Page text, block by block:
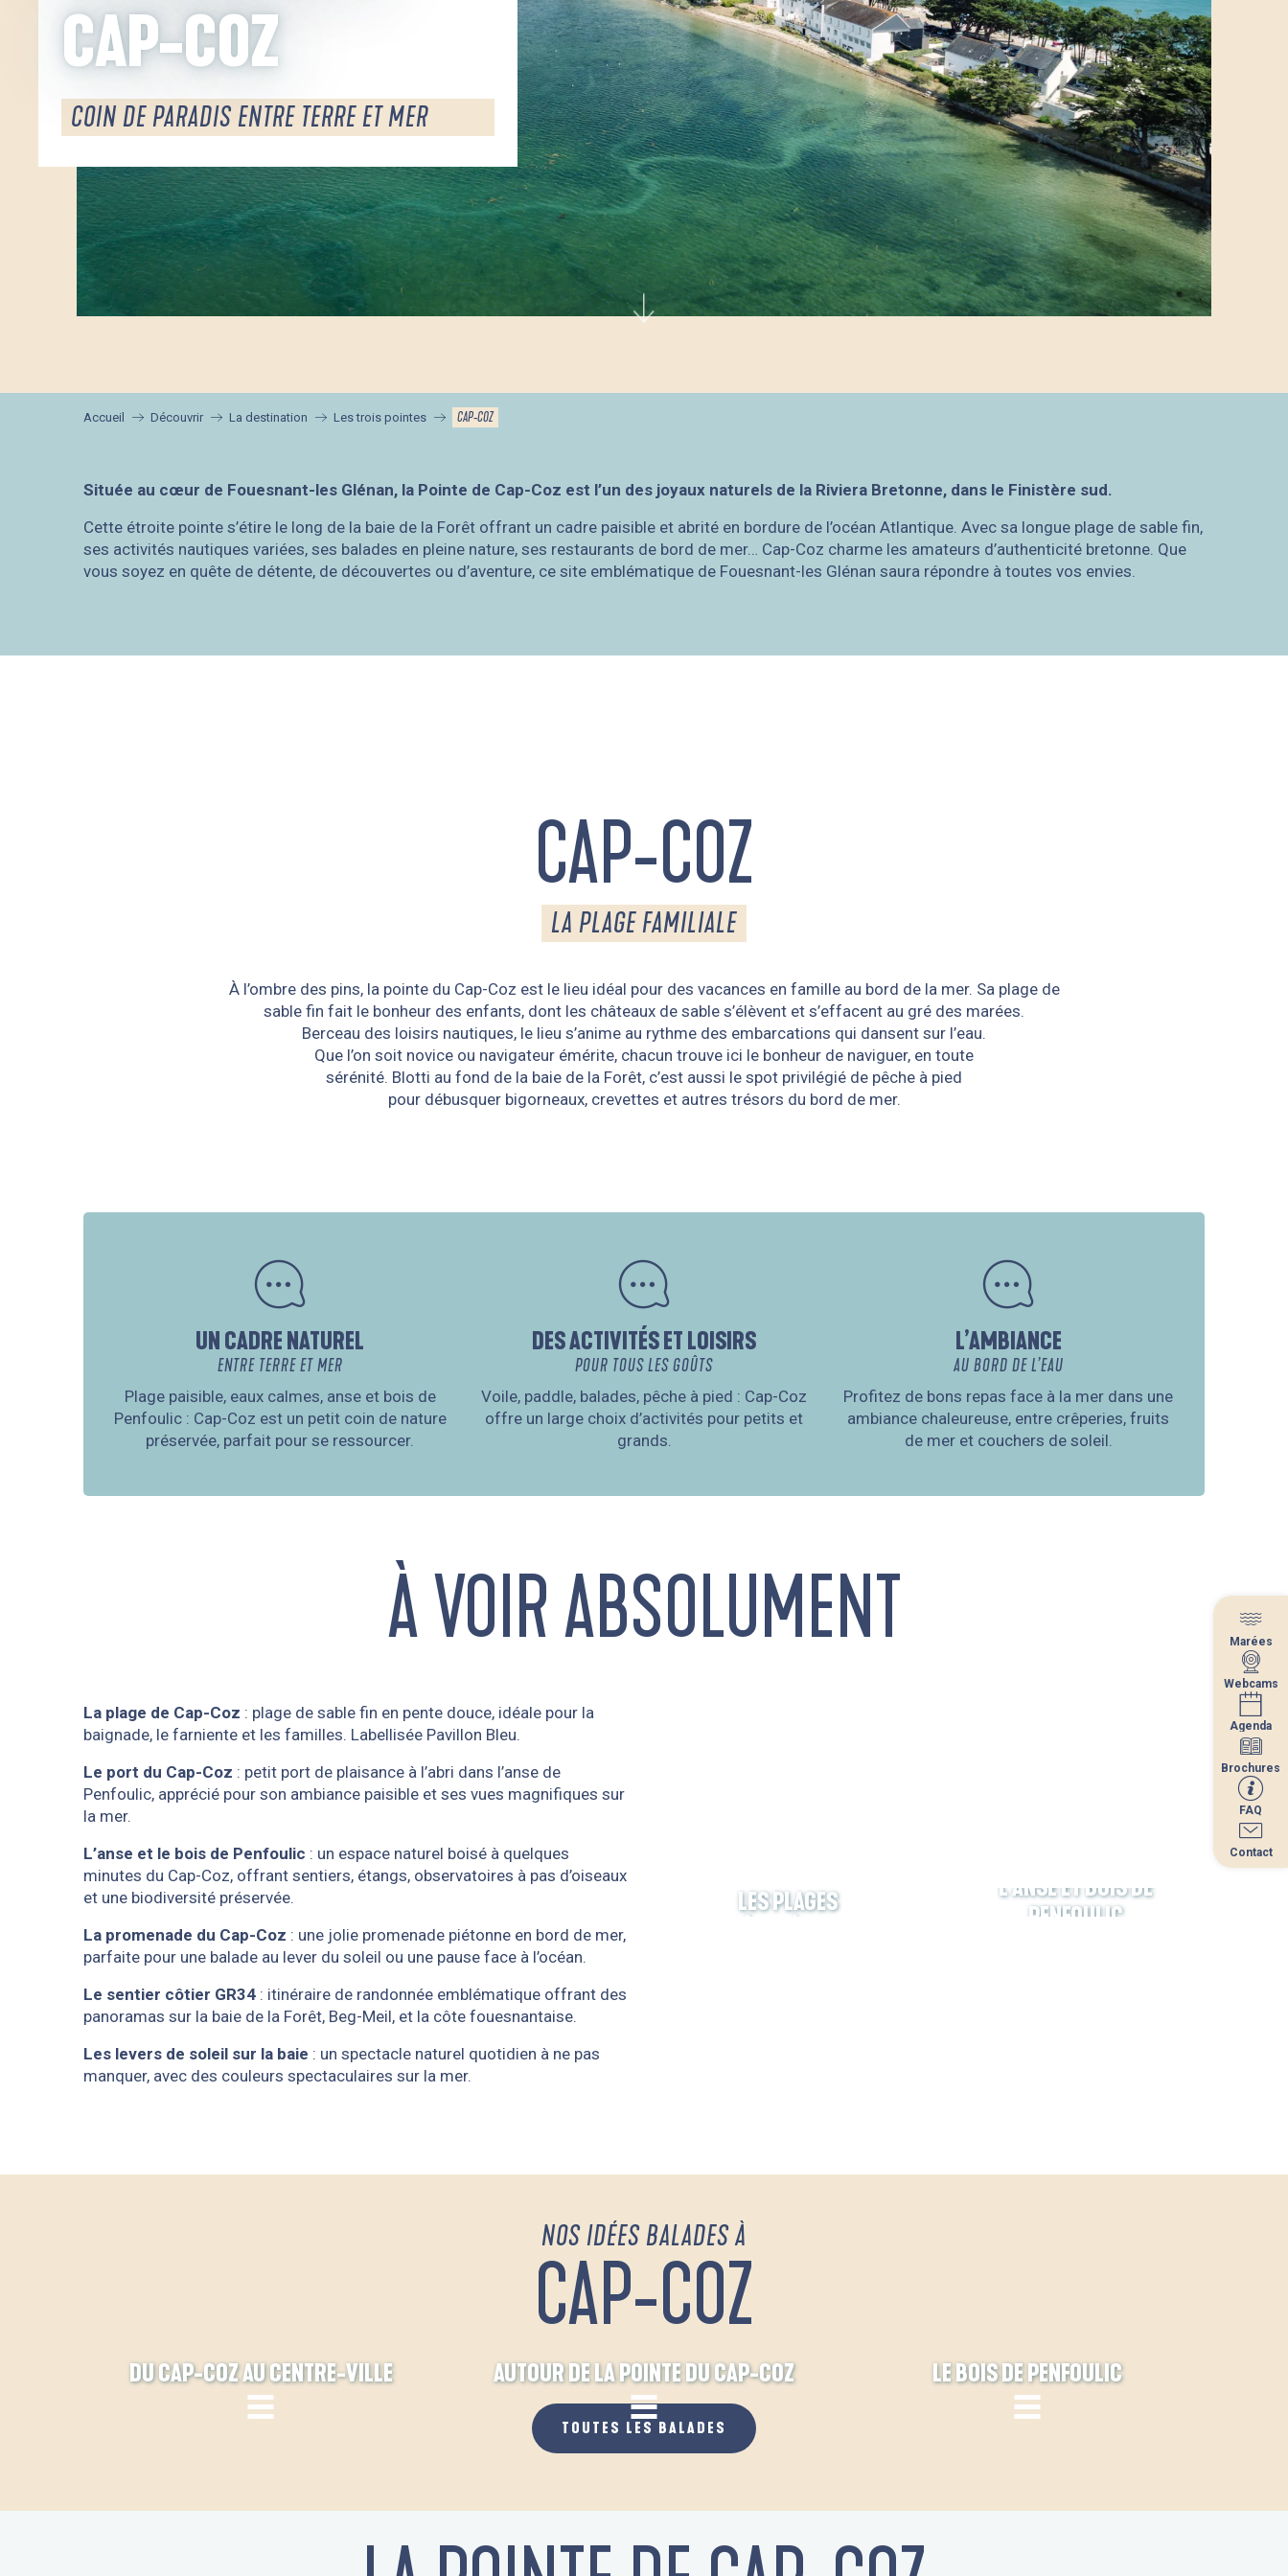
Marées
Webcams
Agenda
Brochures
FAQ
Contact
CAP-COZ
COIN DE PARADIS ENTRE TERRE ET MER
Accueil Découvrir La destination Les trois pointes CAP-COZ
Située au cœur de Fouesnant-les Glénan, la Pointe de Cap-Coz est l’un des joyaux naturels de la Riviera Bretonne, dans le Finistère sud.
Cette étroite pointe s’étire le long de la baie de la Forêt offrant un cadre paisible et abrité en bordure de l’océan Atlantique. Avec sa longue plage de sable fin,
ses activités nautiques variées, ses balades en pleine nature, ses restaurants de bord de mer… Cap-Coz charme les amateurs d’authenticité bretonne. Que
vous soyez en quête de détente, de découvertes ou d’aventure, ce site emblématique de Fouesnant-les Glénan saura répondre à toutes vos envies.
CAP-COZ
LA PLAGE FAMILIALE
À l’ombre des pins, la pointe du Cap-Coz est le lieu idéal pour des vacances en famille au bord de la mer. Sa plage de
sable fin fait le bonheur des enfants, dont les châteaux de sable s’élèvent et s’effacent au gré des marées.
Berceau des loisirs nautiques, le lieu s’anime au rythme des embarcations qui dansent sur l’eau.
Que l’on soit novice ou navigateur émérite, chacun trouve ici le bonheur de naviguer, en toute
sérénité. Blotti au fond de la baie de la Forêt, c’est aussi le spot privilégié de pêche à pied
pour débusquer bigorneaux, crevettes et autres trésors du bord de mer.
UN CADRE NATUREL
ENTRE TERRE ET MER
Plage paisible, eaux calmes, anse et bois de
Penfoulic : Cap-Coz est un petit coin de nature
préservée, parfait pour se ressourcer.
DES ACTIVITÉS ET LOISIRS
POUR TOUS LES GOÛTS
Voile, paddle, balades, pêche à pied : Cap-Coz
offre un large choix d’activités pour petits et
grands.
L’AMBIANCE
AU BORD DE L’EAU
Profitez de bons repas face à la mer dans une
ambiance chaleureuse, entre crêperies, fruits
de mer et couchers de soleil.
À VOIR ABSOLUMENT
La plage de Cap-Coz : plage de sable fin en pente douce, idéale pour la
baignade, le farniente et les familles. Labellisée Pavillon Bleu.
Le port du Cap-Coz : petit port de plaisance à l’abri dans l’anse de
Penfoulic, apprécié pour son ambiance paisible et ses vues magnifiques sur
la mer.
L’anse et le bois de Penfoulic : un espace naturel boisé à quelques
minutes du Cap-Coz, offrant sentiers, étangs, observatoires à pas d’oiseaux
et une biodiversité préservée.
La promenade du Cap-Coz : une jolie promenade piétonne en bord de mer,
parfaite pour une balade au lever du soleil ou une pause face à l’océan.
Le sentier côtier GR34 : itinéraire de randonnée emblématique offrant des
panoramas sur la baie de la Forêt, Beg-Meil, et la côte fouesnantaise.
Les levers de soleil sur la baie : un spectacle naturel quotidien à ne pas
manquer, avec des couleurs spectaculaires sur la mer.
LES PLAGES
L’ANSE ET BOIS DE
PENFOULIC
NOS IDÉES BALADES À
CAP-COZ
DU CAP-COZ AU CENTRE-VILLE AUTOUR DE LA POINTE DU CAP-COZ LE BOIS DE PENFOULIC
TOUTES LES BALADES